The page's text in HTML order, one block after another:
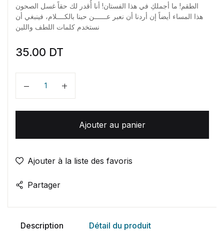
الطقم! ما أجملكِ في هذا الفستان! أنا أُقدر لك حقاً غسل الصحون
هذا المساء أيضاً إن أردنا أن نعبر عــــــن حبنا بالكــــلام، فينبغي أن
نستخدم كلمات اللطف واللين
35.00 DT
Quantité
Ajouter au panier
Ajouter à la liste des favoris
Partager
Description Détail du produit